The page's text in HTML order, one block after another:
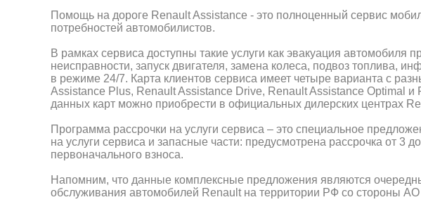
Помощь на дороге Renault Assistance - это полноценный сервис
потребностей автомобилистов.
В рамках сервиса доступны такие услуги как эвакуация автомобиля
неисправности, запуск двигателя, замена колеса, подвоз топлива,
в режиме 24/7. Карта клиентов сервиса имеет четыре варианта с
Assistance Plus, Renault Assistance Drive, Renault Assistance Optimal
данных карт можно приобрести в официальных дилерских центрах
Программа рассрочки на услуги сервиса – это специальное
на услуги сервиса и запасные части: предусмотрена рассрочка от 3
первоначального взноса.
Напомним, что данные комплексные предложения являются
обслуживания автомобилей Renault на территории РФ со стороны